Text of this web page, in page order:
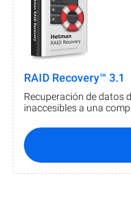
RAID Recovery™ 3.1
Recuperación de datos
inaccesibles a una